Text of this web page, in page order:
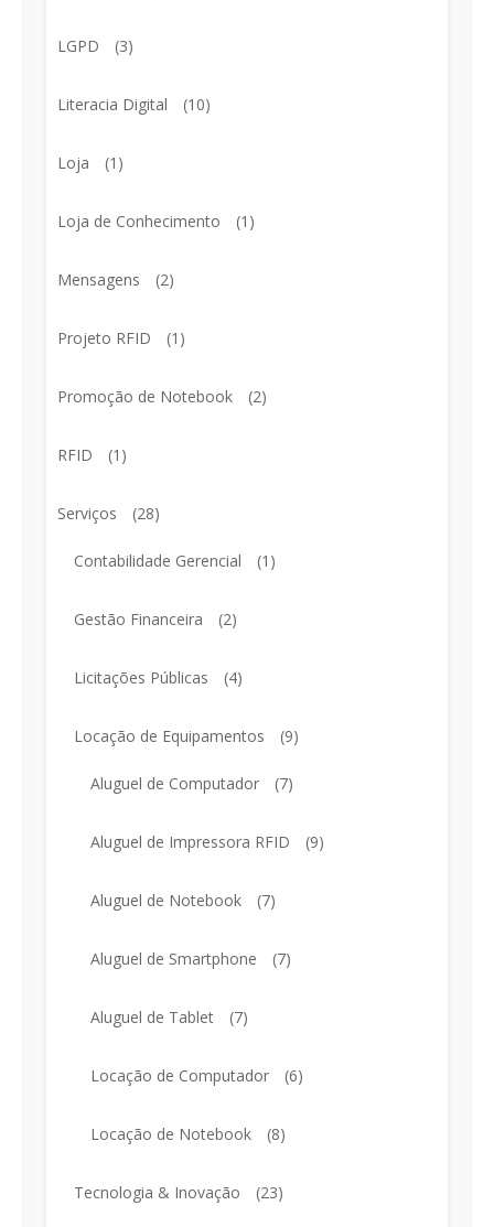
LGPD (3)
Literacia Digital (10)
Loja (1)
Loja de Conhecimento (1)
Mensagens (2)
Projeto RFID (1)
Promoção de Notebook (2)
RFID (1)
Serviços (28)
Contabilidade Gerencial (1)
Gestão Financeira (2)
Licitações Públicas (4)
Locação de Equipamentos (9)
Aluguel de Computador (7)
Aluguel de Impressora RFID (9)
Aluguel de Notebook (7)
Aluguel de Smartphone (7)
Aluguel de Tablet (7)
Locação de Computador (6)
Locação de Notebook (8)
Tecnologia & Inovação (23)